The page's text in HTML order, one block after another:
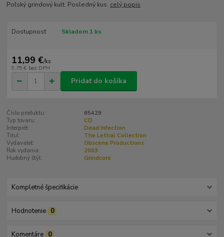
Poľský grindový kult. Posledný kus. celý popis
Dostupnosť Skladom 1 ks
11,99 €/ks
9,75 € bez DPH
Pridať do košíka
Číslo produktu:
65429
Typ tovaru:
CD
Interprét:
Dead Infection
Titul:
The Lethal Collection
Vydavateľ:
Obscene Productions
Rok vydania:
2003
Hudobný štýl:
Grindcore
Kompletné špecifikácie
Hodnotenie 0
Komentáre 0